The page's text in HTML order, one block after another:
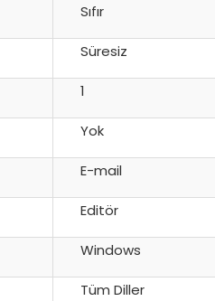
Sıfır
Süresiz
1
Yok
E-mail
Editör
Windows
Tüm Diller